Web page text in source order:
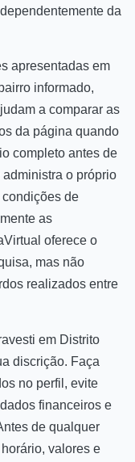
da
apresentadas em
informado,
a comparar as
da página quando
completo antes de
o próprio
de
as
oferece o
mas não
realizados entre
em Distrito
discrição. Faça
no perfil, evite
financeiros e
de qualquer
valores e